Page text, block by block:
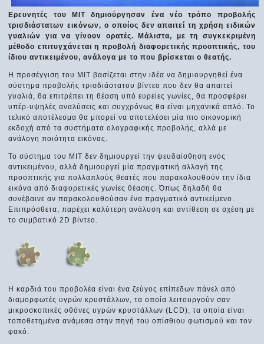
Ερευνητές του MIT δημιούργησαν ένα νέο τρόπο προβολής
τρισδιάστατων εικόνων, ο οποίος δεν απαιτεί τη χρήση ειδικών
γυαλιών για να γίνουν ορατές. Μάλιστα, με τη συγκεκριμένη
μέθοδο επιτυγχάνεται η προβολή διαφορετικής προοπτικής, του
ίδιου αντικειμένου, ανάλογα με το που βρίσκεται ο θεατής.
Η προσέγγιση του MIT βασίζεται στην ιδέα να δημιουργηθεί ένα
σύστημα προβολής τρισδιάστατου βίντεο που δεν θα απαιτεί
γυαλιά, θα επιτρέπει τη θέαση υπό ευρείες γωνίες, θα προσφέρει
υπέρ-υψηλές αναλύσεις και συγχρόνως θα είναι μηχανικά απλό. Το
τελικό αποτέλεσμα θα μπορεί να αποτελέσει μία πιο οικονομική
εκδοχή από τα συστήματα ολογραφικής προβολής, αλλά με
ανάλογη ποιότητα εικόνας.
Το σύστημα του MIT δεν δημιουργεί την ψευδαίσθηση ενός
αντικειμένου, αλλά δημιουργεί μία πραγματική αλλαγή της
προοπτικής για πολλαπλούς θεατές που παρακολουθούν την ίδια
εικόνα από διαφορετικές γωνίες θέασης. Όπως δηλαδή θα
συνέβαινε αν παρακολουθούσαν ένα πραγματικό αντικείμενο.
Επιπρόσθετα, παρέχει καλύτερη ανάλυση και αντίθεση σε σχέση με
το συμβατικό 2D βίντεο.
Η καρδιά του προβολέα είναι ένα ζεύγος επίπεδων πάνελ από
διαμορφωτές υγρών κρυστάλλων, τα οποία λειτουργούν σαν
μικροσκοπικές οθόνες υγρών κρυστάλλων (LCD), τα οποία είναι
τοποθετημένα ανάμεσα στην πηγή του οπίσθιου φωτισμού και τον
φακό.